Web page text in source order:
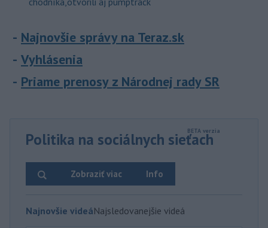
Najnovšie správy na Teraz.sk
Vyhlásenia
Priame prenosy z Národnej rady SR
Politika na sociálnych sieťach
Info
Zobraziť viac
Najnovšie videáNajsledovanejšie videá